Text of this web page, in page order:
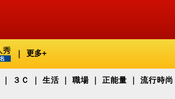
更多+
３Ｃ 生活 職場 正能量 流行時尚